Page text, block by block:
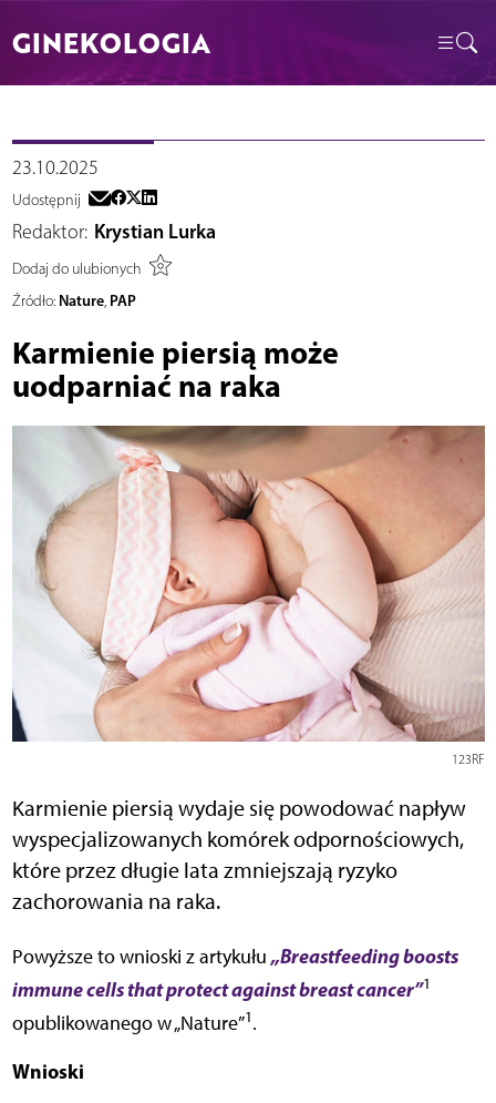
GINEKOLOGIA
23.10.2025
Udostępnij
Redaktor: Krystian Lurka
Dodaj do ulubionych
Źródło: Nature, PAP
Karmienie piersią może
uodparniać na raka
123RF
Karmienie piersią wydaje się powodować napływ
wyspecjalizowanych komórek odpornościowych,
które przez długie lata zmniejszają ryzyko
zachorowania na raka.
Powyższe to wnioski z artykułu „Breastfeeding boosts
immune cells that protect against breast cancer”1
opublikowanego w „Nature”1.
Wnioski